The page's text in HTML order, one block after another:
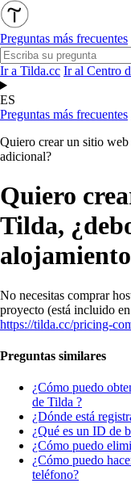
Preguntas más frecuentes
Ir a Tilda.cc Ir al Centro
ES
Preguntas más frecuentes
Quiero crear un sitio
adicional?
Quiero
Tilda,
No necesitas comprar
proyecto (está incluido
https://tilda.cc/pricing-
Preguntas similares
¿Cómo puedo
de Tilda ?
¿Dónde está
¿Qué es un ID de
¿Cómo puedo
¿Cómo puedo
teléfono?